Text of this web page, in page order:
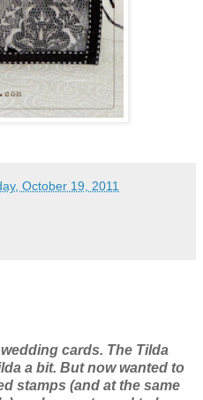
October 19, 2011
cards. The Tilda
a bit. But now wanted to
stamps (and at the same